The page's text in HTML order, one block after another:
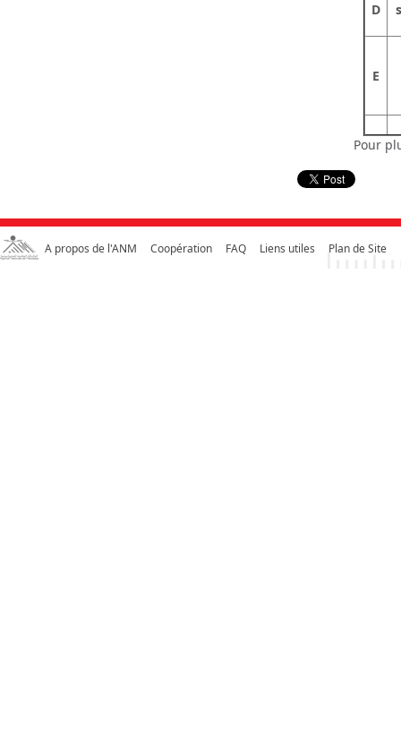
D
E
Pour
A propos de l'ANM Coopération FAQ Liens utiles Plan de Site